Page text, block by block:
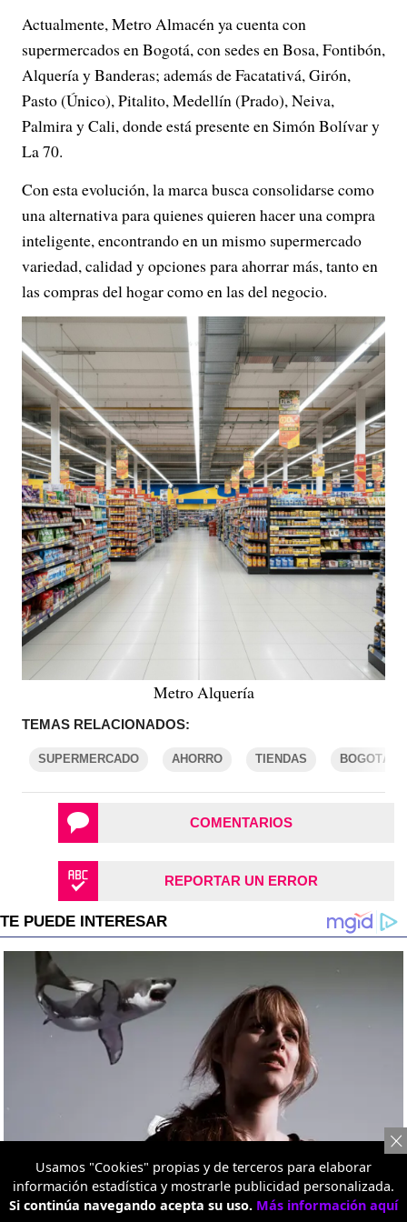
Actualmente, Metro Almacén ya cuenta con
supermercados en Bogotá, con sedes en Bosa, Fontibón,
Alquería y Banderas; además de Facatativá, Girón,
Pasto (Único), Pitalito, Medellín (Prado), Neiva,
Palmira y Cali, donde está presente en Simón Bolívar y
La 70.
Con esta evolución, la marca busca consolidarse como
una alternativa para quienes quieren hacer una compra
inteligente, encontrando en un mismo supermercado
variedad, calidad y opciones para ahorrar más, tanto en
las compras del hogar como en las del negocio.
Metro Alquería
TEMAS RELACIONADOS:
SUPERMERCADO AHORRO TIENDAS BOGOTÁ
COMENTARIOS
REPORTAR UN ERROR
Usamos "Cookies" propias y de terceros para elaborar
información estadística y mostrarle publicidad personalizada.
Si continúa navegando acepta su uso. Más información aquí